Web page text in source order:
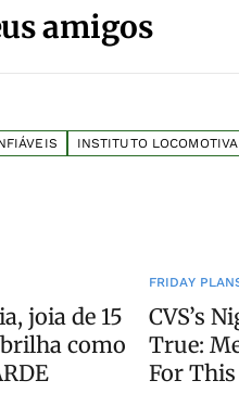
amigos
INSTITUTO LOCOMOTIVA